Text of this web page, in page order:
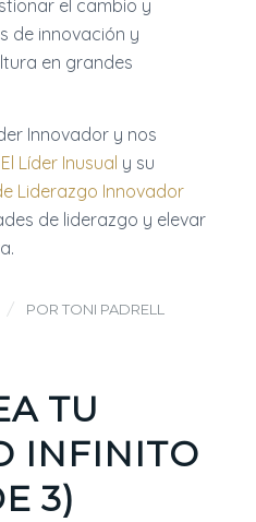
el cambio y
de innovación y
en grandes
Innovador y nos
El Líder Inusual y su
Liderazgo Innovador
de liderazgo y elevar
/ POR TONI PADRELL
TU
INFINITO
3)